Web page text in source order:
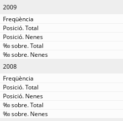
2009
2008